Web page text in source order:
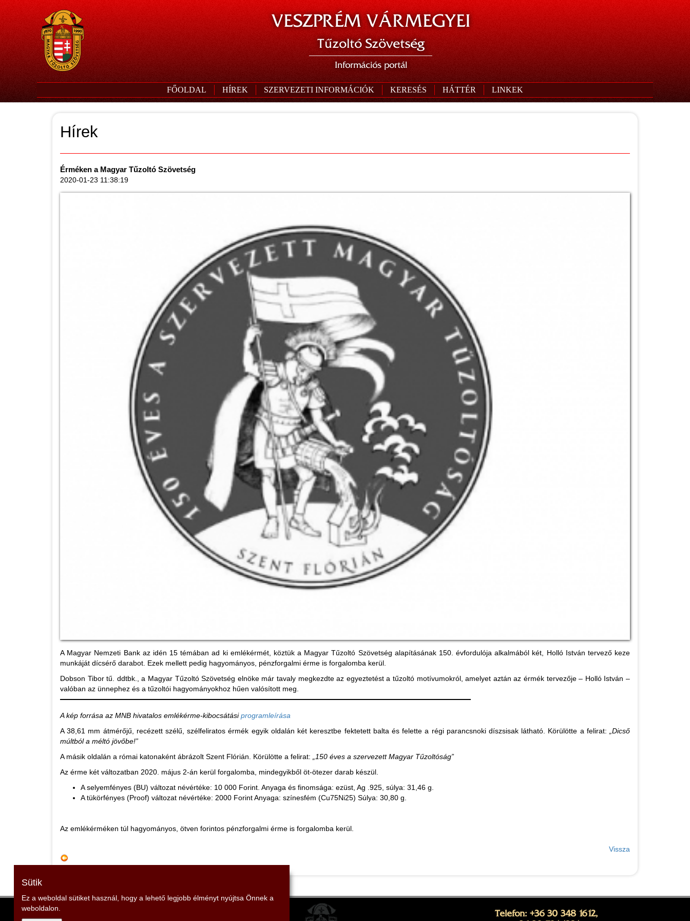
VESZPRÉM VÁRMEGYEI
Tűzoltó Szövetség
Információs portál
FŐOLDAL HÍREK SZERVEZETI INFORMÁCIÓK KERESÉS HÁTTÉR LINKEK
Hírek
Érméken a Magyar Tűzoltó Szövetség
2020-01-23 11:38:19
A Magyar Nemzeti Bank az idén 15 témában ad ki emlékérmét, köztük a Magyar Tűzoltó Szövetség alapításának 150. évfordulója alkalmából két, Holló István tervező keze
munkáját dícsérő darabot. Ezek mellett pedig hagyományos, pénzforgalmi érme is forgalomba kerül.
Dobson Tibor tű. ddtbk., a Magyar Tűzoltó Szövetség elnöke már tavaly megkezdte az egyeztetést a tűzoltó motívumokról, amelyet aztán az érmék tervezője – Holló István –
valóban az ünnephez és a tűzoltói hagyományokhoz hűen valósított meg.
A kép forrása az MNB hivatalos emlékérme-kibocsátásiprogramleírása
A 38,61 mm átmérőjű, recézett szélű, szélfeliratos érmék egyik oldalán két keresztbe fektetett balta és felette a régi parancsnoki díszsisak látható. Körülötte a felirat:
„Dicső
múltból a méltó jövőbe!”
A másik oldalán a római katonaként ábrázolt Szent Flórián. Körülötte a felirat:
„150 éves a szervezett Magyar Tűzoltóság”
Az érme két változatban 2020. május 2-án kerül forgalomba, mindegyikből öt-ötezer darab készül.
A selyemfényes (BU) változat névértéke: 10 000 Forint. Anyaga és finomsága: ezüst, Ag .925, súlya: 31,46 g.
A tükörfényes (Proof) változat névértéke: 2000 Forint Anyaga: színesfém (Cu75Ni25) Súlya: 30,80 g.
Az emlékérméken túl hagyományos, ötven forintos pénzforgalmi érme is forgalomba kerül.
Vissza
Telefon: +36 30 348 1612,
Sütik
Ez a weboldal sütiket használ, hogy a lehető legjobb élményt nyújtsa Önnek a
weboldalon.